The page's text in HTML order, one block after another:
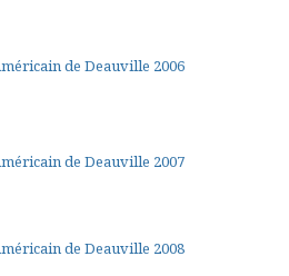
de Deauville 2006
de Deauville 2007
de Deauville 2008